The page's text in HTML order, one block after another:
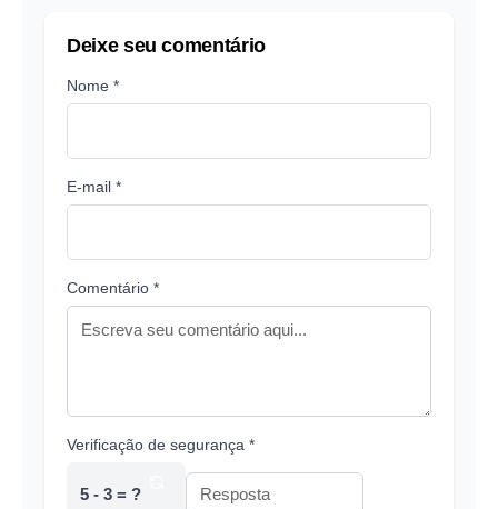
Deixe seu comentário
Nome *
E-mail *
Comentário *
Verificação de segurança *
5 - 3 = ?